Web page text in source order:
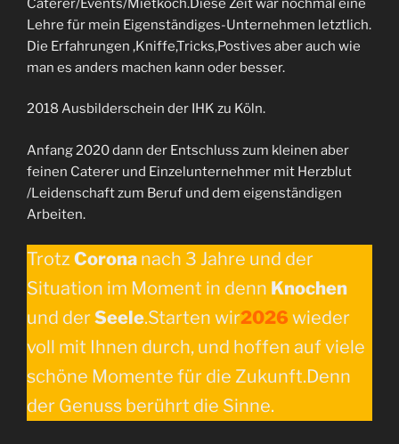
Caterer/Events/Mietkoch.Diese Zeit war nochmal eine
Lehre für mein Eigenständiges-Unternehmen letztlich.
Die Erfahrungen ,Kniffe,Tricks,Postives aber auch wie
man es anders machen kann oder besser.
2018 Ausbilderschein der IHK zu Köln.
Anfang 2020 dann der Entschluss zum kleinen aber
feinen Caterer und Einzelunternehmer mit Herzblut
/Leidenschaft zum Beruf und dem eigenständigen
Arbeiten.
Trotz Corona nach 3 Jahre und der
Situation im Moment in denn Knochen
und derSeele.Starten wir2026 wieder
voll mit Ihnen durch, und hoffen auf viele
schöne Momente für die Zukunft.Denn
der Genuss berührt die Sinne.